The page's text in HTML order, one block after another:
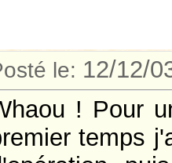
le: 12/12/
! Pour
temps